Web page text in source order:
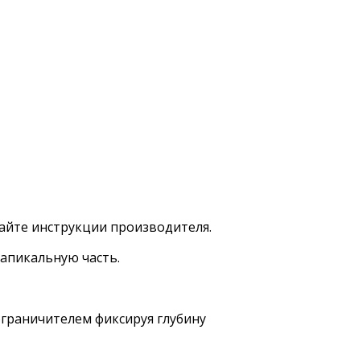
инструкции производителя.
часть.
фиксируя глубину